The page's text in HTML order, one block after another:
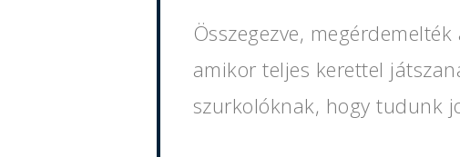
Összegezve,
amikor teljes kerettel
szurkolóknak, hogy tudunk